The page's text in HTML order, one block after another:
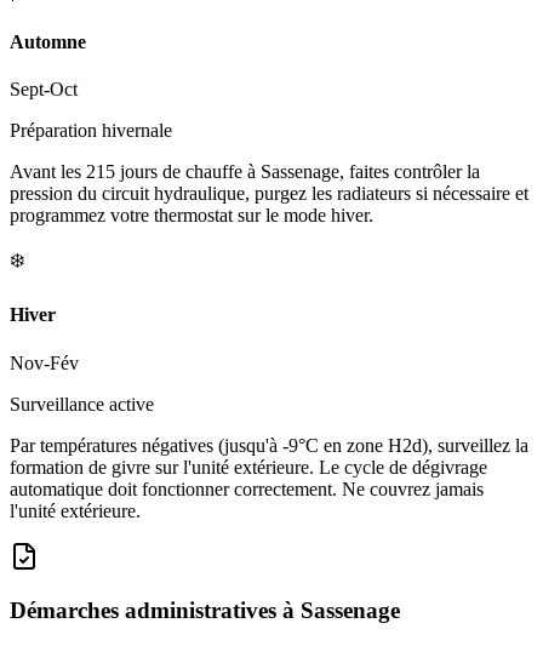
Automne
Sept-Oct
Préparation hivernale
Avant les 215 jours de chauffe à Sassenage, faites contrôler la
pression du circuit hydraulique, purgez les radiateurs si nécessaire et
programmez votre thermostat sur le mode hiver.
❄️
Hiver
Nov-Fév
Surveillance active
Par températures négatives (jusqu'à -9°C en zone H2d), surveillez la
formation de givre sur l'unité extérieure. Le cycle de dégivrage
automatique doit fonctionner correctement. Ne couvrez jamais
l'unité extérieure.
Démarches administratives à Sassenage